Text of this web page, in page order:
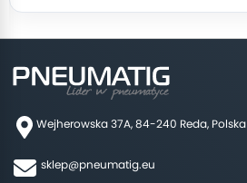
Wejherowska 37A, 84-240 Reda, Polska
sklep@pneumatig.eu